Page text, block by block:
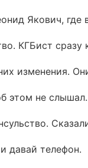
Якович,
КГБист сразу
изменения.
этом не
давай телефон.